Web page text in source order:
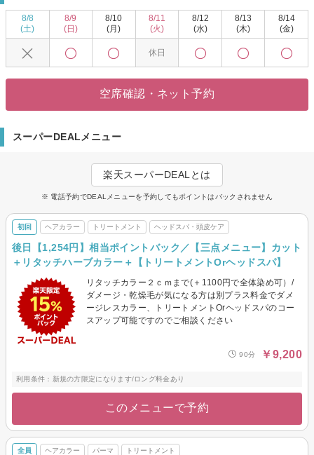
形”を見極め、ご自分で簡単にスタイリングしやすい「理想のヘアー」にこだ
わってます♪
な部分のみかけていくことで、「自然でより可愛いストレートヘアー」を実
日頃忙しいアナタへ「高度な技術＋癒し」をご提供します☆
なりたいスタイルになかなかなれない方は、ぜひ「hair place Next」へお越
ただいまスタッフ募集してます
一度お電話ください ※午前中のご予約の方が比較的お待たせする時間が少
8/8
(土)
8/9
(日)
8/10
(月)
8/11
(火)
休日
8/12
(水)
8/13
(木)
8/14
(金)
空席確認・ネット予約
スーパーDEALメニュー
楽天スーパーDEALとは
※ 電話予約でDEALメニューを予約してもポイントはバックされません
初回 ヘアカラー トリートメント ヘッドスパ・頭皮ケア
後日【1,254円】相当ポイントバック／【三点メニュー】カット
＋リタッチハーブカラー＋【トリートメントOrヘッドスパ】
リタッチカラー２ｃｍまで(＋1100円で全体染め可）/
ダメージ・乾燥毛が気になる方は別プラス料金でダメ
ージレスカラー、トリートメントOrヘッドスパのコー
スアップ可能ですのでご相談ください
90分 ￥9,200
利用条件：新規の方限定になります/ロング料金あり
このメニューで予約
全員 ヘアカラー パーマ トリートメント